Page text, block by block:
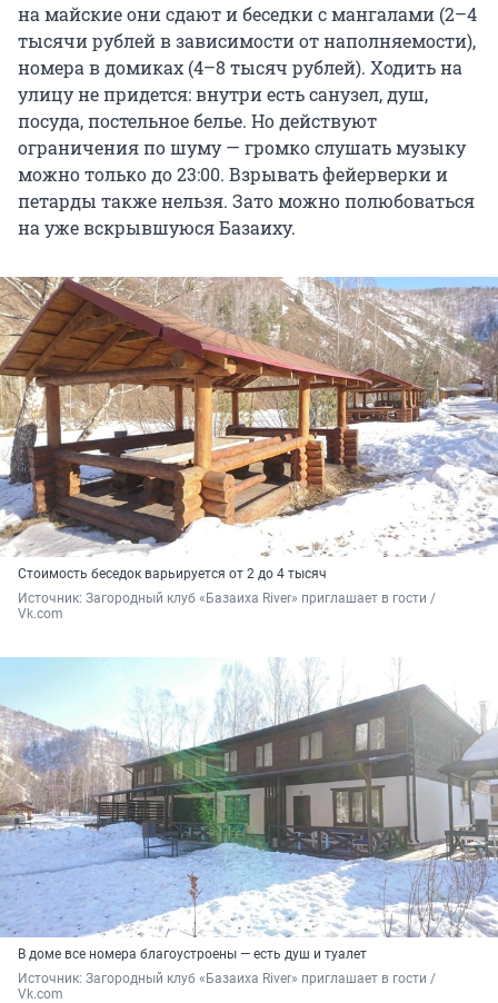
на майские они сдают и беседки с мангалами (2–4
тысячи рублей в зависимости от наполняемости),
номера в домиках (4–8 тысяч рублей). Ходить на
улицу не придется: внутри есть санузел, душ,
посуда, постельное белье. Но действуют
ограничения по шуму — громко слушать музыку
можно только до 23:00. Взрывать фейерверки и
петарды также нельзя. Зато можно полюбоваться
на уже вскрывшуюся Базаиху.
Стоимость беседок варьируется от 2 до 4 тысяч
Источник: Загородный клуб «Базаиха River» приглашает в гости /
Vk.com
В доме все номера благоустроены — есть душ и туалет
Источник: Загородный клуб «Базаиха River» приглашает в гости /
Vk.com